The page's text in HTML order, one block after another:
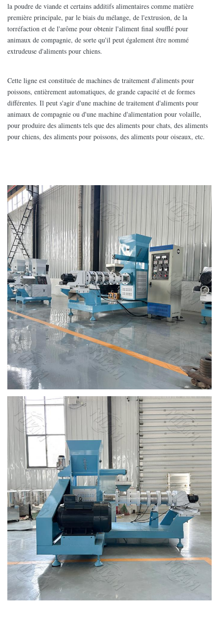
la poudre de viande et certains additifs alimentaires comme matière
première principale, par le biais du mélange, de l'extrusion, de la
torréfaction et de l'arôme pour obtenir l'aliment final soufflé pour
animaux de compagnie, de sorte qu'il peut également être nommé
extrudeuse d'aliments pour chiens.
Cette ligne est constituée de machines de traitement d'aliments pour
poissons, entièrement automatiques, de grande capacité et de formes
différentes. Il peut s'agir d'une machine de traitement d'aliments pour
animaux de compagnie ou d'une machine d'alimentation pour volaille,
pour produire des aliments tels que des aliments pour chats, des aliments
pour chiens, des aliments pour poissons, des aliments pour oiseaux, etc.